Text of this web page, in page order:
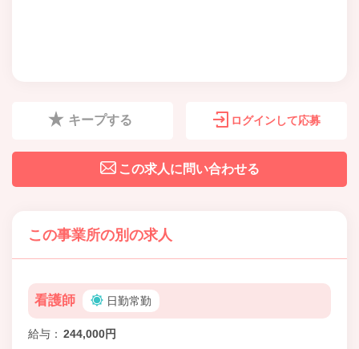
キープする ログインして応募
この求人に問い合わせる
この事業所の別の求人
看護師 日勤常勤
給与
244,000円